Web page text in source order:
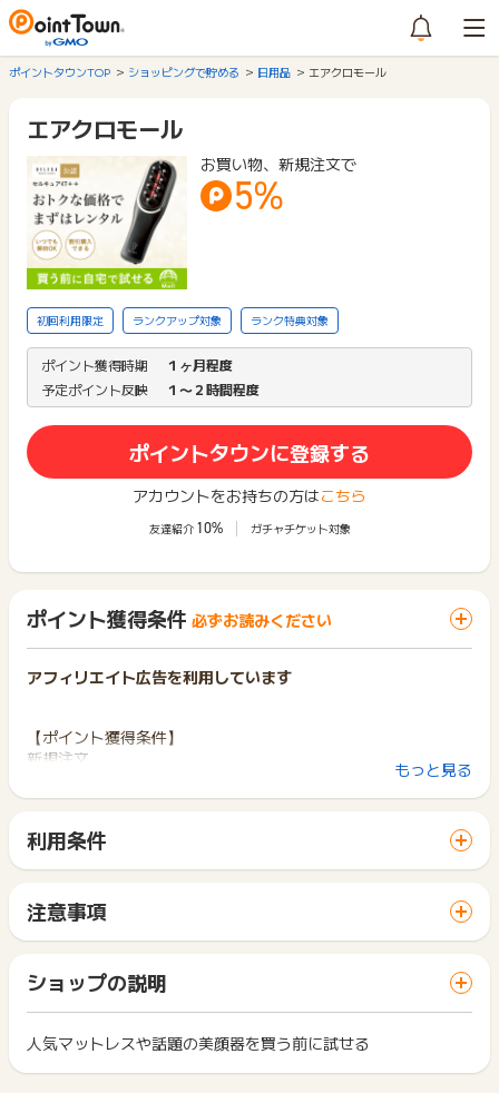
ポイントタウンTOP ショッピングで貯める 日用品 エアクロモール
エアクロモール
お買い物、新規注文で
5%
初回利用限定 ランクアップ対象 ランク特典対象
ポイント獲得時期
１ヶ月程度
予定ポイント反映
１〜２時間程度
ポイントタウンに登録する
アカウントをお持ちの方はこちら
友達紹介 10% ガチャチケット対象
ポイント獲得条件 必ずお読みください
アフィリエイト広告を利用しています
【ポイント獲得条件】
新規注文
※WEBより決済完了時点
【ポイント獲得対象外】
・下記、対象外商品です。
※NIKONシリーズ（レンタル価格1万円前後）
・虚偽、悪戯、不正
・IE経由のお申込（※IEはサービス対象外となり推奨環境ではご
ざいません。）
※お申込み日から半年以上経過している場合、ポイントに関する
お問合せを承ることができません。あらかじめご了承くださ
い。
もっと見る
利用条件
サイトに移動してからお申し込みやお買い物が完了するまでの
間に、同じブラウザ（※）で他のサイトに移動した場合はポイン
ト獲得ができません。
「 ショッピングでポイントGET 」ボタンを押した時とサービ
ス・お買い物利用時で、デバイス・ブラウザが異なる場合はポ
イント獲得ができません。
2回以上同じお買い物・サービスをご利用される場合は、毎回
ポイントタウンに戻り、「 ショッピングでポイントGET 」ボ
注意事項
一部のサービスにつきましては、1商品につき10円単位の金額
は切り捨てとなります。
ポイント獲得が1ポイント未満のものは切り捨てとなり、ポイ
ント履歴には記載されません。
原則として広告主側のポイント等を利用して支払われた金額分
につきましては、ポイントタウンのポイント獲得の対象には含
ショップの説明
人気マットレスや話題の美顔器を買う前に試せる